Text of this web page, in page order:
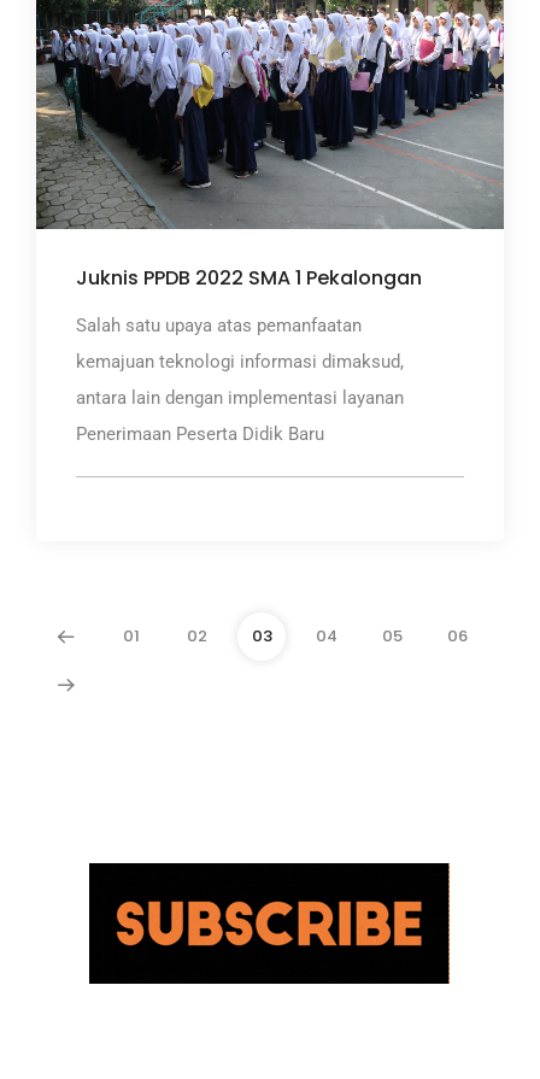
Juknis PPDB 2022 SMA 1 Pekalongan
Salah satu upaya atas pemanfaatan
kemajuan teknologi informasi dimaksud,
antara lain dengan implementasi layanan
Penerimaan Peserta Didik Baru
01 02 03 04 05 06